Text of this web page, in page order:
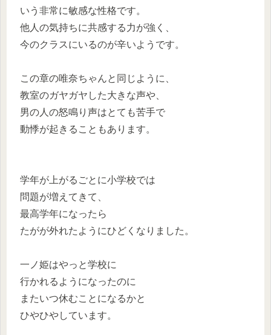
いう非常に敏感な性格です。
他人の気持ちに共感する力が強く、
今のクラスにいるのが辛いようです。
この章の唯奈ちゃんと同じように、
教室のガヤガヤした大きな声や、
男の人の怒鳴り声はとても苦手で
動悸が起きることもあります。
学年が上がるごとに小学校では
問題が増えてきて、
最高学年になったら
たがが外れたようにひどくなりました。
一ノ姫はやっと学校に
行かれるようになったのに
またいつ休むことになるかと
ひやひやしています。